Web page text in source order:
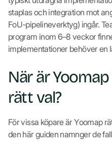
staplas och integration mot
FoU-pipelineverktyg) ingår.
program inom 6–8 veckor
implementationer behöver en
När är
rätt val?
För vissa köpare är Yoomap
den här guiden namnger de